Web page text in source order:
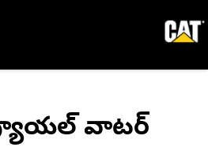
వాటర్